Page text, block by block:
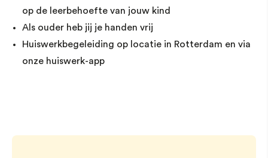
op de leerbehoefte van jouw kind
Als ouder heb jij je handen vrij
Huiswerkbegeleiding op locatie in Rotterdam en via
onze huiswerk-app